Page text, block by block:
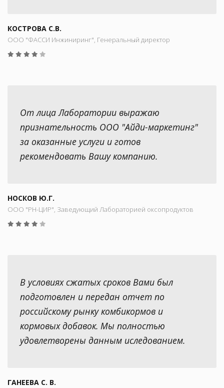
КОСТРОВА С.В.
ООО "ФАССИ Инжиниринг", Генеральный директор
От лица Лаборатории выражаю
признательность ООО "Айди-маркетинг"
за оказанные услуги и готов
рекомендовать Вашу компанию.
НОСКОВ Ю.Г.
ООО "РН-ЦИР", Заведующий Лабораторией оксопродуктов
В условиях сжатых сроков Вами был
подготовлен и передан отчет по
российскому рынку комбикормов и
кормовых добавок. Мы полностью
удовлетворены данным иследованием.
ГАНЕЕВА С. В.